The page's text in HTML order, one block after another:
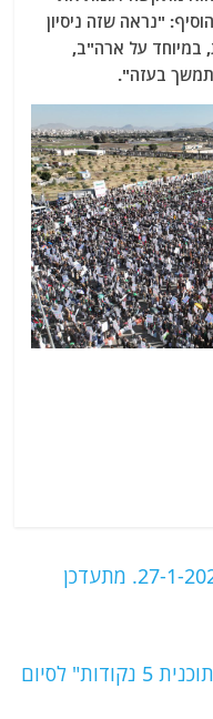
"נראה שזה ניסיון
במיוחד על ארה"ב,
בעזה".
פייננשל טיימס: בריטניה הציעה "תוכנית 5 נקודות" לסיום